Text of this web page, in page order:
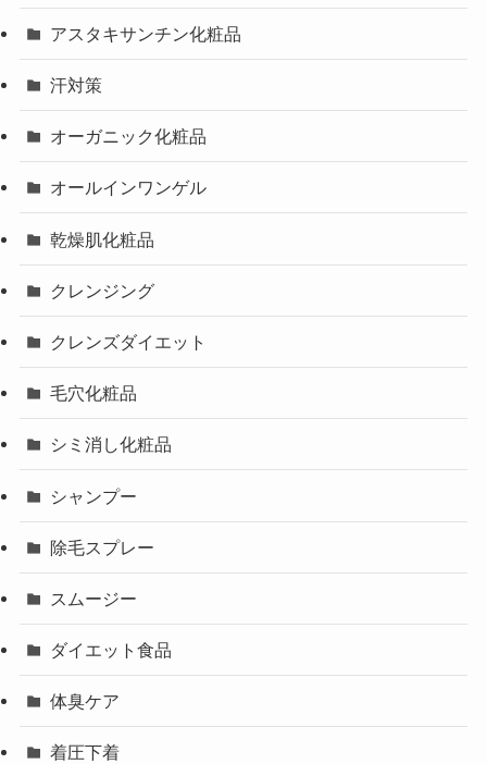
アスタキサンチン化粧品
汗対策
オーガニック化粧品
オールインワンゲル
乾燥肌化粧品
クレンジング
クレンズダイエット
毛穴化粧品
シミ消し化粧品
シャンプー
除毛スプレー
スムージー
ダイエット食品
体臭ケア
着圧下着